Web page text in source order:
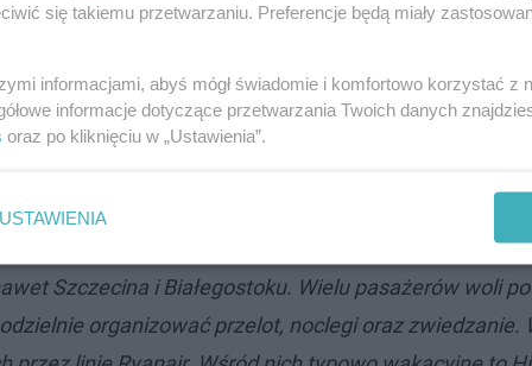
o loty czarterowe z Łodzi? Otóż najczęściej
(na Riwierze Tureckiej) i jeden wBodrum(na Riwierze
w całości. Równie lubianymi przez turystów
wiadomo, że poza podróżnymi z regionu na
Szczecina i Białegostoku. Wielu pasażerów woli
organizować przelot, noclegi oraz zwiedzanie.
się takiemu przetwarzaniu. Preferencje będą miały
informacjami, abyś mógł świadomie i komfortowo korzystać z
informacje dotyczące przetwarzania Twoich danych
oraz po kliknięciu w „Ustawienia”.
USTAWIENIA